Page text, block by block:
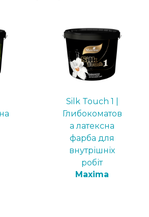
Silk Touch 1 |
Глибокоматов
а латексна
фарба для
внутрішніх
робіт
Maxima